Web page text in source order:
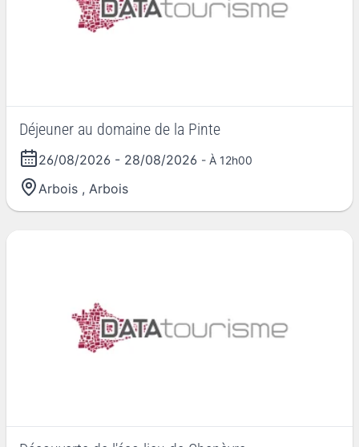
Déjeuner au domaine de la Pinte
26/08/2026 - 28/08/2026 - À 12h00
Arbois , Arbois